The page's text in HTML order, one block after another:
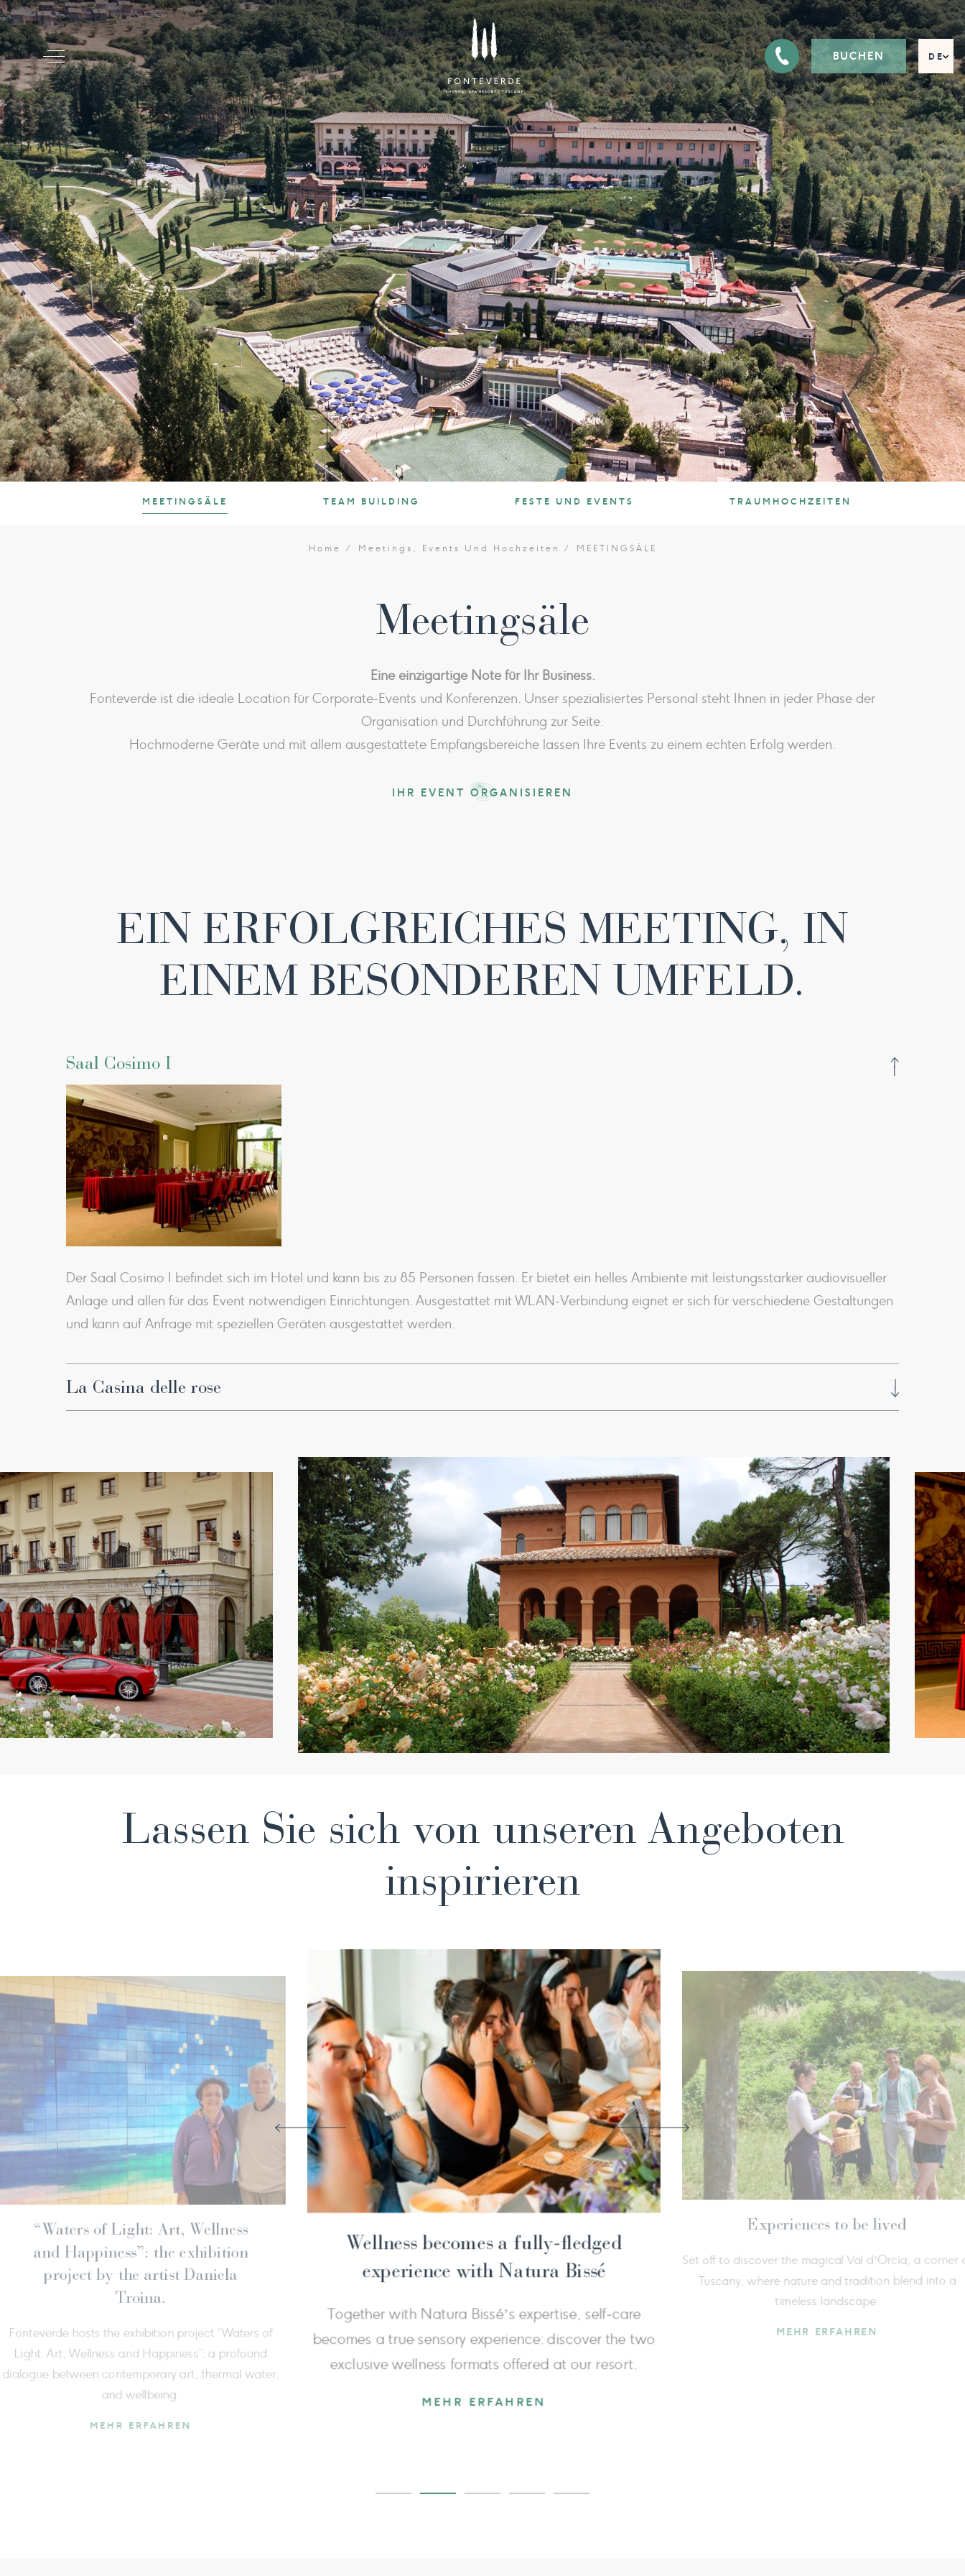
BUCHEN
EN
FR
DE
IT
RU
MEETINGSÄLE TEAM BUILDING FESTE UND EVENTS TRAUMHOCHZEITEN
Home Meetings, Events Und Hochzeiten MEETINGSÄLE
Meetingsäle
Eine einzigartige Note für Ihr Business.
Fonteverde ist die ideale Location für Corporate-Events und Konferenzen. Unser spezialisiertes Personal steht Ihnen in jeder Phase der
Organisation und Durchführung zur Seite.
Hochmoderne Geräte und mit allem ausgestattete Empfangsbereiche lassen Ihre Events zu einem echten Erfolg werden.
IHR EVENT ORGANISIEREN
EIN ERFOLGREICHES MEETING, IN
EINEM BESONDEREN UMFELD.
Saal Cosimo I
Der Saal Cosimo I befindet sich im Hotel und kann bis zu 85 Personen fassen. Er bietet ein helles Ambiente mit leistungsstarker audiovisueller
Anlage und allen für das Event notwendigen Einrichtungen. Ausgestattet mit WLAN-Verbindung eignet er sich für verschiedene Gestaltungen
und kann auf Anfrage mit speziellen Geräten ausgestattet werden.
La Casina delle rose
Die herrliche Villa im Liberty-Stil, mit großen Fenstern in Richtung Orciatal und mit dem Atrium, das auf einen Rosengarten hinausgeht, ist das
perfekte Ambiente für Ihr Hochzeitsbankett und bietet bequem Platz für bis zu 75 Gäste.
Lassen Sie sich von unseren Angeboten
inspirieren
Fonteverde triumphs at the Travel
& Spa Awards 2025
Fonteverde secures a new prestigious accolade at the
Travel & Spa Awards 2025, earning the title of Best
Wellness Retreat 2025 in the Spa & Wellness category.
MEHR ERFAHREN
Enjoy the wow! on your skin with
Natura Bissé
Natura Bissé has now partnered with our spas
through this top-of-the-range cosmetic line dedicated
to wellness and skincare perfection.
MEHR ERFAHREN
“Waters of Light: Art,
and Happiness”: the
project by the artist
Troina.
Fonteverde hosts the exhibition project